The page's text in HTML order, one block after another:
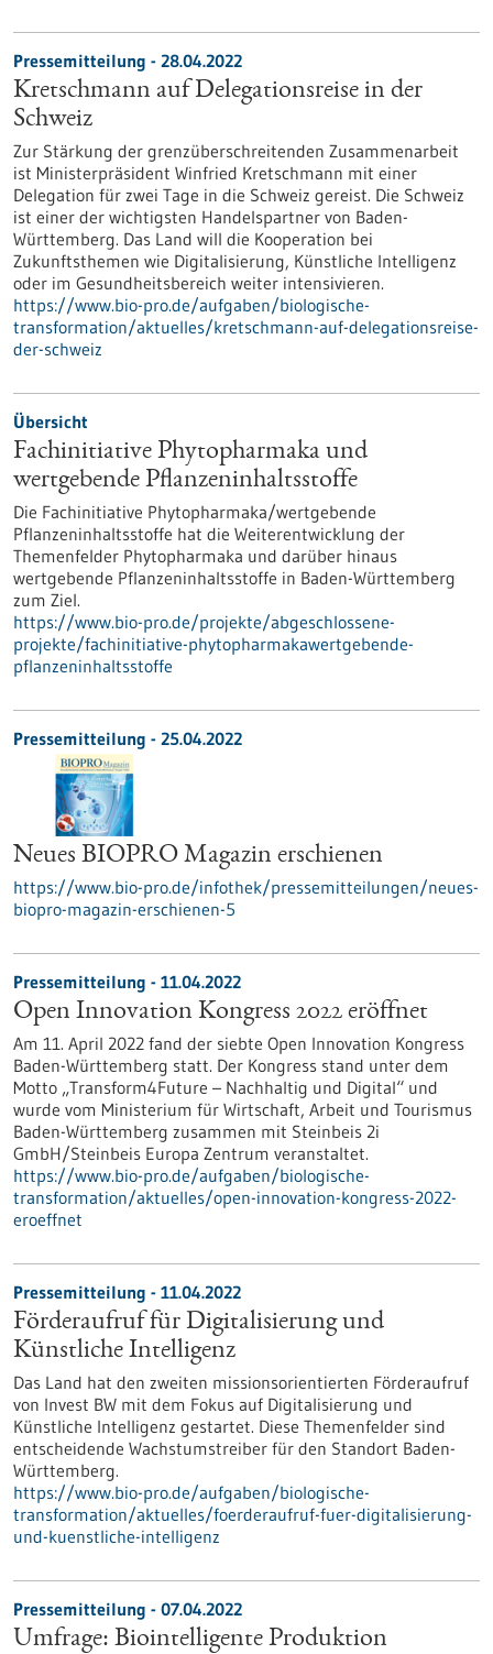
Pressemitteilung - 28.04.2022
Kretschmann auf Delegationsreise in der
Schweiz
Zur Stärkung der grenzüberschreitenden Zusammenarbeit
ist Ministerpräsident Winfried Kretschmann mit einer
Delegation für zwei Tage in die Schweiz gereist. Die Schweiz
ist einer der wichtigsten Handelspartner von Baden-
Württemberg. Das Land will die Kooperation bei
Zukunftsthemen wie Digitalisierung, Künstliche Intelligenz
oder im Gesundheitsbereich weiter intensivieren.
https://www.bio-pro.de/aufgaben/biologische-
transformation/aktuelles/kretschmann-auf-delegationsreise-
der-schweiz
Übersicht
Fachinitiative Phytopharmaka und
wertgebende Pflanzeninhaltsstoffe
Die Fachinitiative Phytopharmaka/wertgebende
Pflanzeninhaltsstoffe hat die Weiterentwicklung der
Themenfelder Phytopharmaka und darüber hinaus
wertgebende Pflanzeninhaltsstoffe in Baden-Württemberg
zum Ziel.
https://www.bio-pro.de/projekte/abgeschlossene-
projekte/fachinitiative-phytopharmakawertgebende-
pflanzeninhaltsstoffe
Pressemitteilung - 25.04.2022
Neues BIOPRO Magazin erschienen
https://www.bio-pro.de/infothek/pressemitteilungen/neues-
biopro-magazin-erschienen-5
Pressemitteilung - 11.04.2022
Open Innovation Kongress 2022 eröffnet
Am 11. April 2022 fand der siebte Open Innovation Kongress
Baden-Württemberg statt. Der Kongress stand unter dem
Motto „Transform4Future – Nachhaltig und Digital“ und
wurde vom Ministerium für Wirtschaft, Arbeit und Tourismus
Baden-Württemberg zusammen mit Steinbeis 2i
GmbH/Steinbeis Europa Zentrum veranstaltet.
https://www.bio-pro.de/aufgaben/biologische-
transformation/aktuelles/open-innovation-kongress-2022-
eroeffnet
Pressemitteilung - 11.04.2022
Förderaufruf für Digitalisierung und
Künstliche Intelligenz
Das Land hat den zweiten missionsorientierten Förderaufruf
von Invest BW mit dem Fokus auf Digitalisierung und
Künstliche Intelligenz gestartet. Diese Themenfelder sind
entscheidende Wachstumstreiber für den Standort Baden-
Württemberg.
https://www.bio-pro.de/aufgaben/biologische-
transformation/aktuelles/foerderaufruf-fuer-digitalisierung-
und-kuenstliche-intelligenz
Pressemitteilung - 07.04.2022
Umfrage: Biointelligente Produktion